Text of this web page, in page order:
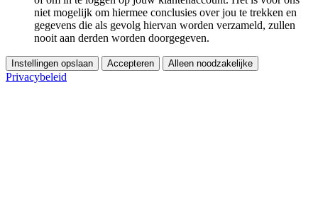
niet mogelijk om hiermee conclusies over jou te trekken en
gegevens die als gevolg hiervan worden verzameld, zullen
nooit aan derden worden doorgegeven.
Instellingen opslaan Accepteren Alleen noodzakelijke
Privacybeleid